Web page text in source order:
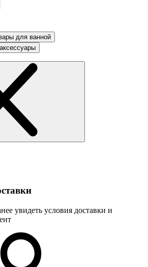
для ванной
увидеть условия доставки и